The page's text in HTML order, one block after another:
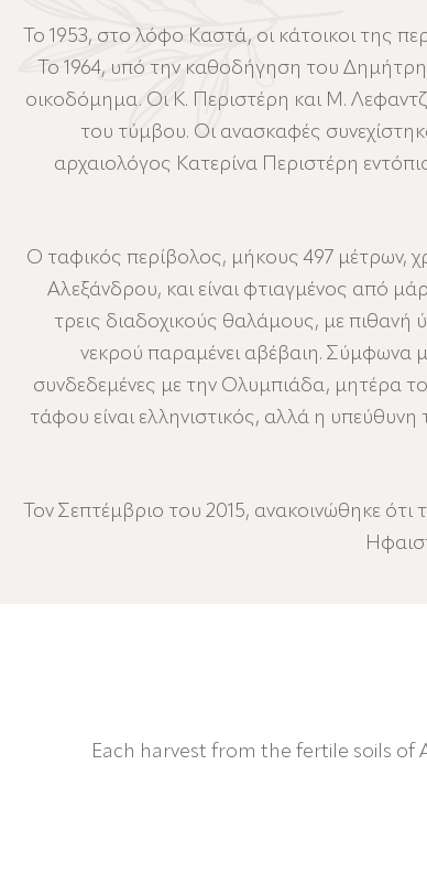
Το 1953, στο λόφο Καστά, οι κάτοικοι της
Το 1964, υπό την καθοδήγηση του
οικοδόμημα. Οι Κ. Περιστέρη και Μ.
του τύμβου. Οι ανασκαφές
αρχαιολόγος Κατερίνα Περιστέρη
Ο ταφικός περίβολος, μήκους 497 μέτρων,
Αλεξάνδρου, και είναι φτιαγμένος από
τρεις διαδοχικούς θαλάμους, με
νεκρού παραμένει αβέβαιη. Σύμφωνα
συνδεδεμένες με την Ολυμπιάδα, μητέρα
τάφου είναι ελληνιστικός, αλλά η
Τον Σεπτέμβριο του 2015, ανακοινώθηκε
Each harvest from the fertile soils of